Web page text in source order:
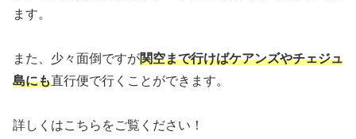
ます。
また、少々面倒ですが関空まで行けばケアンズやチェジュ
島にも直行便で行くことができます。
詳しくはこちらをご覧ください！